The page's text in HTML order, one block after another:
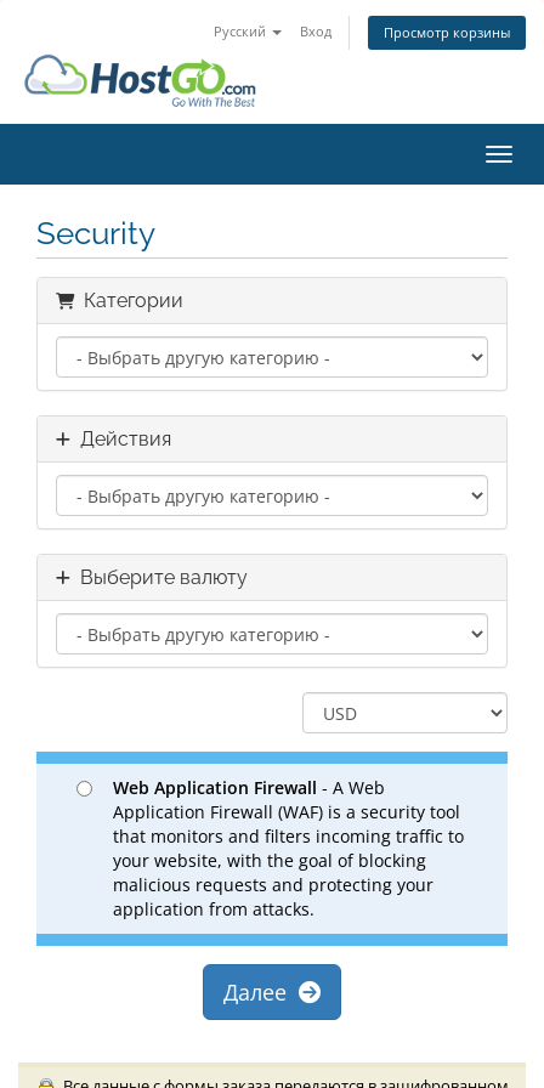
Русский Вход Просмотр корзины
Security
Категории
Действия
Выберите валюту
Web Application Firewall - A Web
Application Firewall (WAF) is a security tool
that monitors and filters incoming traffic to
your website, with the goal of blocking
malicious requests and protecting your
application from attacks.
Далее